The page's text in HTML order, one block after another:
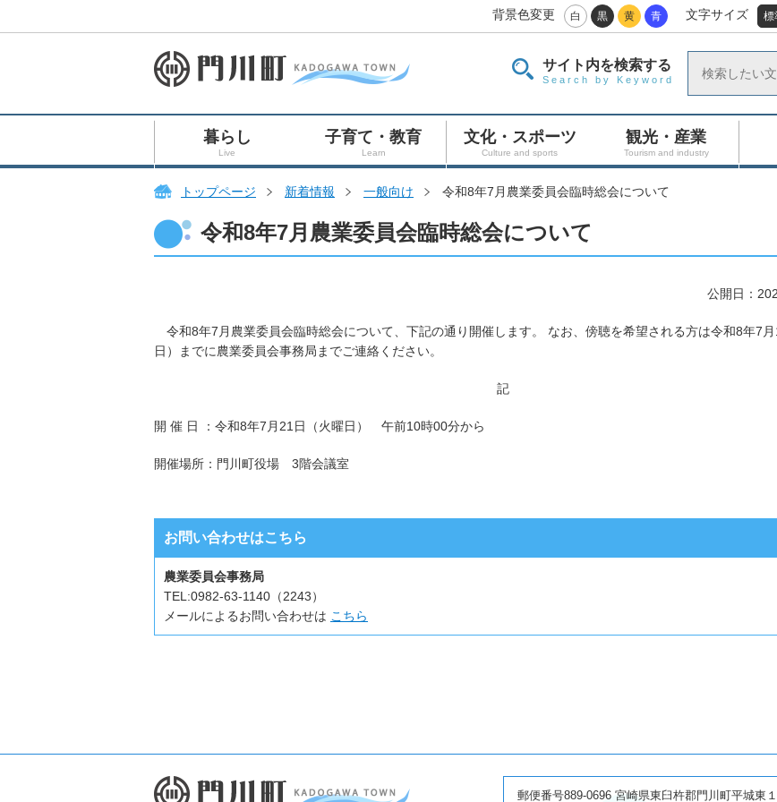
背景色変更 白 黒 黄 青 文字サイズ 標
サイト内を検索する
Search by Keyword
暮らし
Live
子育て・教育
Learn
文化・スポーツ
Culture and sports
観光・産業
Tourism and industry
トップページ 新着情報 一般向け 令和8年7月農業委員会臨時総会について
令和8年7月農業委員会臨時総会について
公開日：
令和8年7月農業委員会臨時総会について、下記の通り開催します。 なお、傍聴を希望される方は令和8年7
日）までに農業委員会事務局までご連絡ください。
記
開 催 日 ：令和8年7月21日（火曜日） 午前10時00分から
開催場所：門川町役場 3階会議室
お問い合わせはこちら
農業委員会事務局
TEL:0982-63-1140（2243）
メールによるお問い合わせは こちら
郵便番号889-0696 宮崎県東臼杵郡門川町平城東